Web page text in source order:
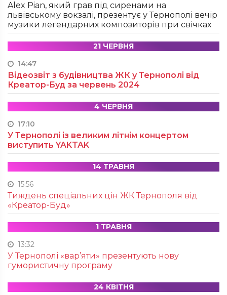
Alex Pian, який грав під сиренами на
львівському вокзалі, презентує у Тернополі вечір
музики легендарних композиторів при свічках
21 ЧЕРВНЯ
14:47
Відеозвіт з будівництва ЖК у Тернополі від
Креатор-Буд за червень 2024
4 ЧЕРВНЯ
17:10
У Тернополі із великим літнім концертом
виступить YAKTAK
14 ТРАВНЯ
15:56
Тиждень спеціальних цін ЖК Тернополя від
«Креатор-Буд»
1 ТРАВНЯ
13:32
У Тернополі «вар’яти» презентують нову
гумористичну програму
24 КВІТНЯ